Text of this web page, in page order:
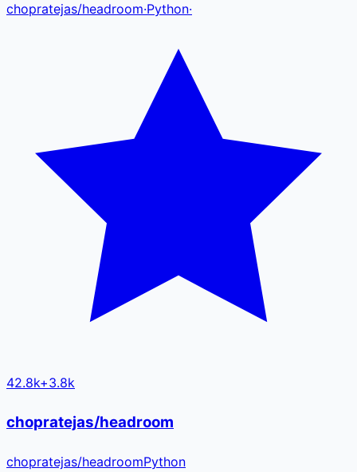
chopratejas/headroom·Python·
42.8k+3.8k
chopratejas/headroom
chopratejas/headroomPython